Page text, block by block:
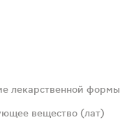
лекарственной формы
вещество (лат)